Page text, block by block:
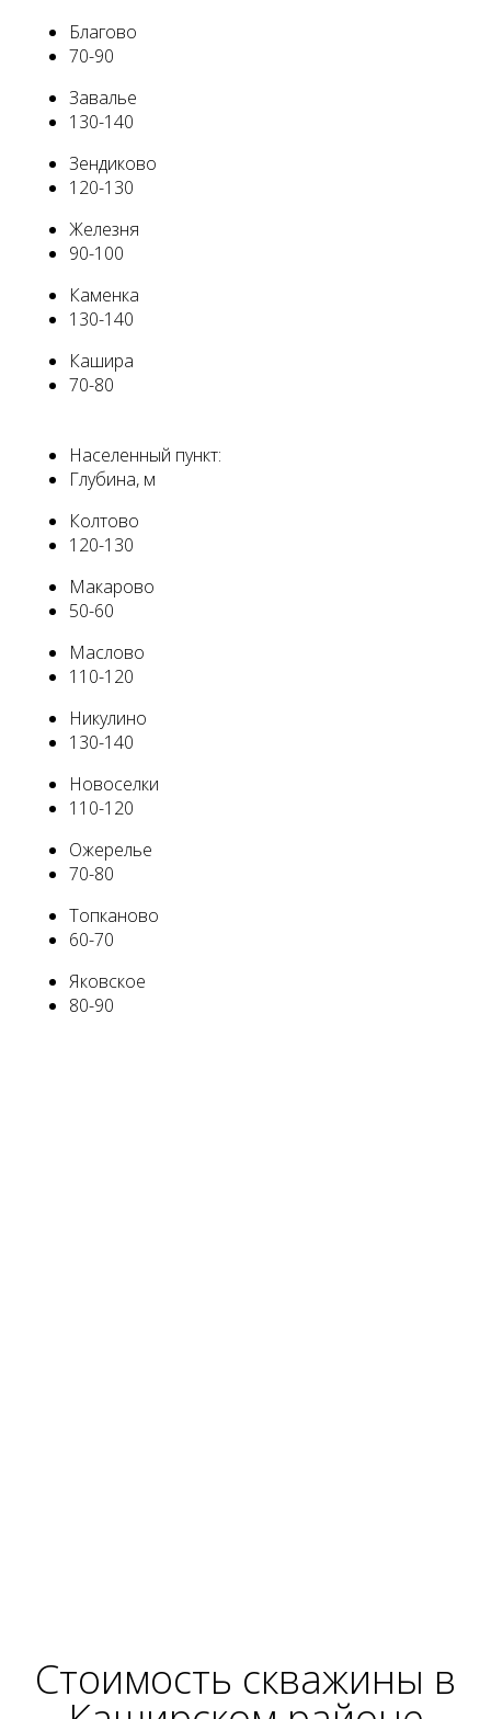
Благово
70-90
Завалье
130-140
Зендиково
120-130
Железня
90-100
Каменка
130-140
Кашира
70-80
Населенный пункт:
Глубина, м
Колтово
120-130
Макарово
50-60
Маслово
110-120
Никулино
130-140
Новоселки
110-120
Ожерелье
70-80
Топканово
60-70
Яковское
80-90
Стоимость скважины в